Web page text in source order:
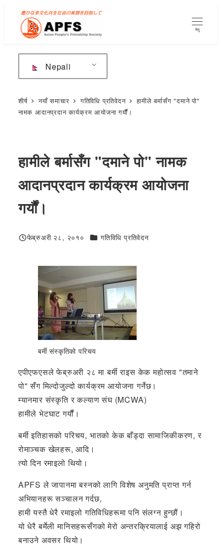
सामग्रीमा
जानुहोस्
मेनु
Nepali
शीर्ष नयाँ समाचार गतिविधि प्रतिवेदन
हामीले बर्मासँग "दमाने पो"
नामक आदानप्रदान कार्यक्रम आयोजना गर्यौं।
हामीले बर्मासँग "दमाने पो" नामक
आदानप्रदान कार्यक्रम आयोजना
गर्यौं।
प्रकाशित
फेब्रुअरी २८, २०१० जन्मदिनको शुभकामना
गतिविधि प्रतिवेदन
बर्मी संस्कृतिको परिचय
एपीएफएसले फेब्रुअरी २८ मा बर्मी राइस केक महोत्सव "तमाने
पो" सँग मिल्दोजुल्दो कार्यक्रम आयोजना गर्नेछ।
म्यानमार संस्कृति र कल्याण संघ (MCWA)
हामीले भेटघाट गर्यौं।
बर्मी इतिहासको परिचय, भातको केक बाँड्दा सामाजिकीकरण, र
रोमाञ्चक खेलहरू, आदि।
त्यो दिन रमाइलो थियो।
APFS ले जापानमा बस्नको लागि विशेष अनुमति प्राप्त गर्न
अभियानहरू सञ्चालन गर्दछ,
हामी यस्तै धेरै रमाइलो गतिविधिहरूमा पनि संलग्न हुन्छौं।
यो धेरै बर्मेली मानिसहरूसँगको मेरो अन्तरक्रियालाई अझ गहिरो
बनाउने अवसर थियो।